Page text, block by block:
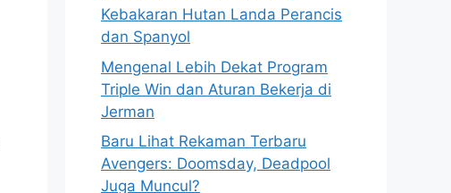
Kebakaran Hutan Landa Perancis
dan Spanyol
Mengenal Lebih Dekat Program
Triple Win dan Aturan Bekerja di
Jerman
Baru Lihat Rekaman Terbaru
Avengers: Doomsday, Deadpool
Juga Muncul?